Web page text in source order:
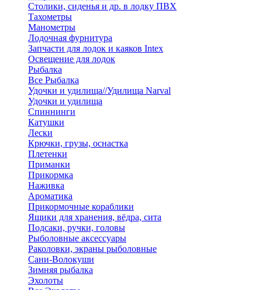
Столики, сиденья и др. в лодку ПВХ
Тахометры
Манометры
Лодочная фурнитура
Запчасти для лодок и каяков Intex
Освещение для лодок
Рыбалка
Все Рыбалка
Удочки и удилища//Удилища Narval
Удочки и удилища
Спиннинги
Катушки
Лески
Крючки, грузы, оснастка
Плетенки
Приманки
Прикормка
Наживка
Ароматика
Прикормочные кораблики
Ящики для хранения, вёдра, сита
Подсаки, ручки, головы
Рыболовные аксессуары
Раколовки, экраны рыболовные
Сани-Волокуши
Зимняя рыбалка
Эхолоты